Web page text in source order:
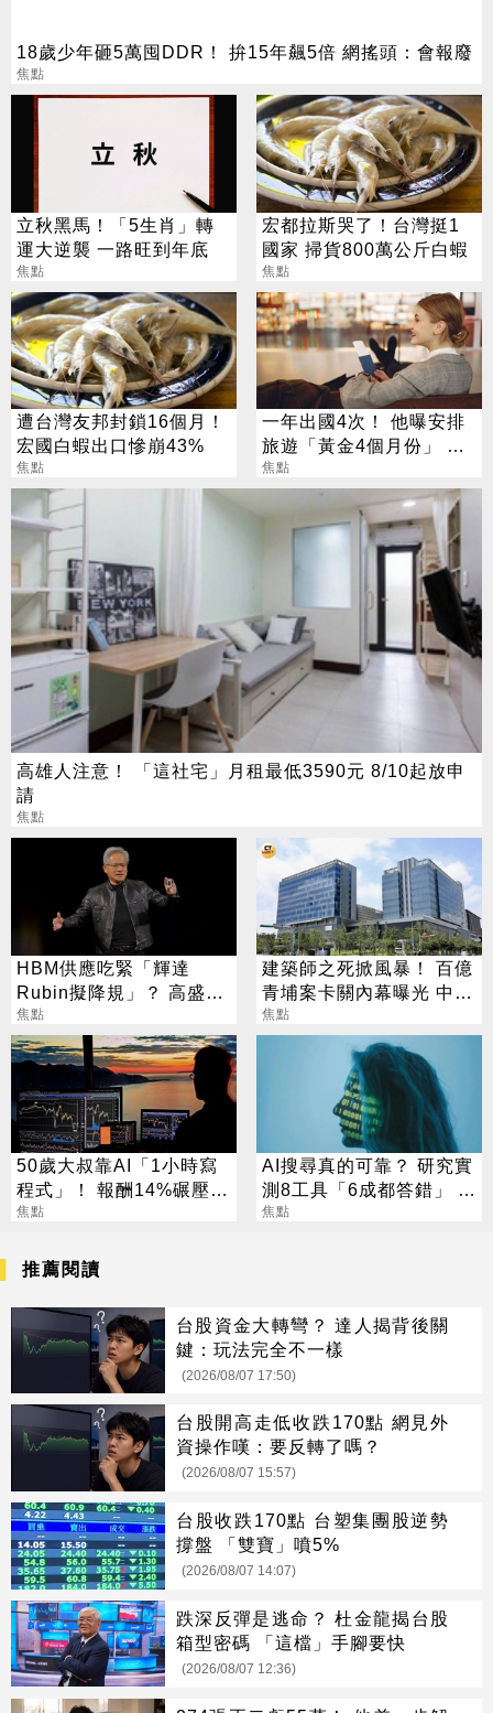
18歲少年砸5萬囤DDR！ 拚15年飆5倍 網搖頭：會報廢
焦點
立秋黑馬！「5生肖」轉
運大逆襲 一路旺到年底
焦點
宏都拉斯哭了！台灣挺1
國家 掃貨800萬公斤白蝦
焦點
遭台灣友邦封鎖16個月！
宏國白蝦出口慘崩43%
焦點
一年出國4次！ 他曝安排
旅遊「黃金4個月份」 卡
對整年活在期待中
焦點
高雄人注意！ 「這社宅」月租最低3590元 8/10起放申
請
焦點
HBM供應吃緊「輝達
Rubin擬降規」？ 高盛反
讚記憶體：牛市才開始
焦點
建築師之死掀風暴！ 百億
青埔案卡關內幕曝光 中
央、地方互踢皮球
焦點
50歲大叔靠AI「1小時寫
程式」！ 報酬14%碾壓標
普 直接辭職去炒股
焦點
AI搜尋真的可靠？ 研究實
測8工具「6成都答錯」 這
款最糟錯9成
焦點
推薦閱讀
台股資金大轉彎？ 達人揭背後關
鍵：玩法完全不一樣
(2026/08/07 17:50)
台股開高走低收跌170點 網見外
資操作嘆：要反轉了嗎？
(2026/08/07 15:57)
台股收跌170點 台塑集團股逆勢
撐盤 「雙寶」噴5%
(2026/08/07 14:07)
跌深反彈是逃命？ 杜金龍揭台股
箱型密碼 「這檔」手腳要快
(2026/08/07 12:36)